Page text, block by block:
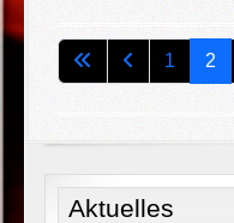
1 2
Aktuelles